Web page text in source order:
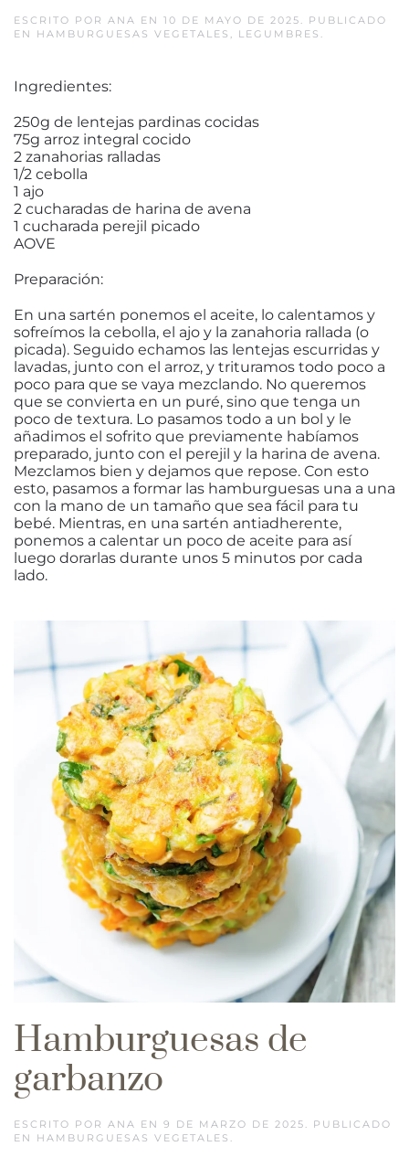
ESCRITO POR ANA EN 10 DE MAYO DE 2025 . PUBLICADO
EN HAMBURGUESAS VEGETALES , LEGUMBRES .
Ingredientes:
250g de lentejas pardinas cocidas
75g arroz integral cocido
2 zanahorias ralladas
1/2 cebolla
1 ajo
2 cucharadas de harina de avena
1 cucharada perejil picado
AOVE
Preparación:
En una sartén ponemos el aceite, lo calentamos y
sofreímos la cebolla, el ajo y la zanahoria rallada (o
picada). Seguido echamos las lentejas escurridas y
lavadas, junto con el arroz, y trituramos todo poco a
poco para que se vaya mezclando. No queremos
que se convierta en un puré, sino que tenga un
poco de textura. Lo pasamos todo a un bol y le
añadimos el sofrito que previamente habíamos
preparado, junto con el perejil y la harina de avena.
Mezclamos bien y dejamos que repose. Con esto
esto, pasamos a formar las hamburguesas una a una
con la mano de un tamaño que sea fácil para tu
bebé. Mientras, en una sartén antiadherente,
ponemos a calentar un poco de aceite para así
luego dorarlas durante unos 5 minutos por cada
lado.
Hamburguesas de
garbanzo
ESCRITO POR ANA EN 9 DE MARZO DE 2025 . PUBLICADO
EN HAMBURGUESAS VEGETALES .